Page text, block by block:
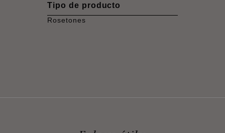
Tipo de producto
Rosetones